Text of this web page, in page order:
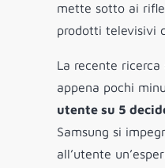
mette sotto ai
prodotti televisivi
La recente ricerca
appena pochi
utente su 5
Samsung si
all’utente